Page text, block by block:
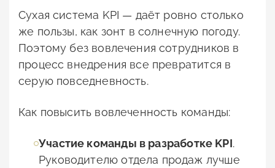
Сухая система KPI — даёт ровно столько
же пользы, как зонт в солнечную погоду.
Поэтому без вовлечения сотрудников в
процесс внедрения все превратится в
серую повседневность.
Как повысить вовлеченность команды:
Участие команды в разработке KPI.
Руководителю отдела продаж лучше